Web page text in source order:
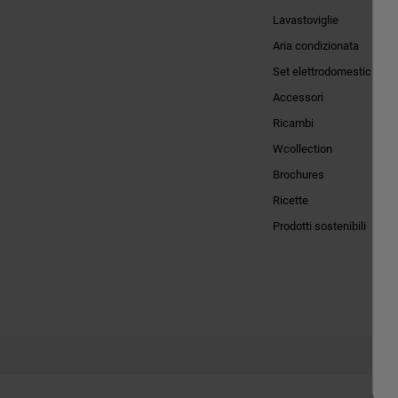
Lavastoviglie
Aria condizionata
Set elettrodomestici
Accessori
Ricambi
Wcollection
Brochures
Ricette
Prodotti sostenibili